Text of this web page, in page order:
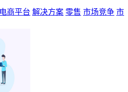
电商平台 解决方案 零售 市场竞争 市